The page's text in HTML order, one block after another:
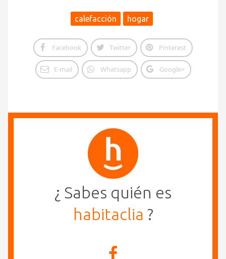
calefacción hogar
Facebook Twitter Pinterest
E-mail Whatsapp Google+
¿ Sabes quién es
habitaclia ?